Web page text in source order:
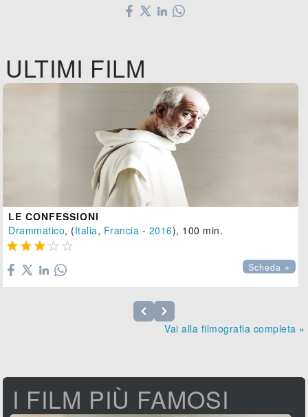
ULTIMI FILM
LE CONFESSIONI
Drammatico, (Italia, Francia - 2016), 100 min.
    
Scheda »
Vai alla filmografia completa »
I FILM PIÙ FAMOSI